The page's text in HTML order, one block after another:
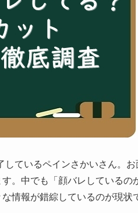
ているペインさかいさん。お
。中でも「顔バレしているの
情報が錯綜しているのが現状